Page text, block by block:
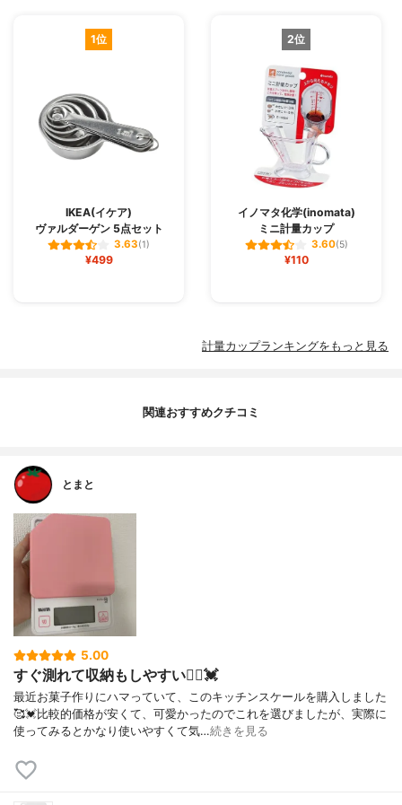
1位
IKEA(イケア)
ヴァルダーゲン 5点セット
3.63(1)
¥499
2位
イノマタ化学(inomata)
ミニ計量カップ
3.60(5)
¥110
計量カップランキングをもっと見る
関連おすすめクチコミ
とまと
5.00
すぐ測れて収納もしやすい🙆‍♀️💓
最近お菓子作りにハマっていて、このキッチンスケールを購入しました
🥰💓比較的価格が安くて、可愛かったのでこれを選びましたが、実際に
使ってみるとかなり使いやすくて気…続きを見る